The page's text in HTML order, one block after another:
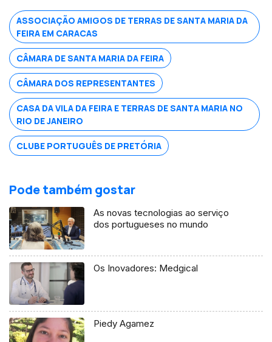
ASSOCIAÇÃO AMIGOS DE TERRAS DE SANTA MARIA DA
FEIRA EM CARACAS
CÂMARA DE SANTA MARIA DA FEIRA
CÂMARA DOS REPRESENTANTES
CASA DA VILA DA FEIRA E TERRAS DE SANTA MARIA NO
RIO DE JANEIRO
CLUBE PORTUGUÊS DE PRETÓRIA
Pode também gostar
As novas tecnologias ao serviço
dos portugueses no mundo
Os Inovadores: Medgical
Piedy Agamez